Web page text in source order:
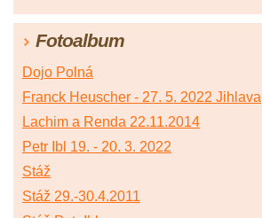
Fotoalbum
Dojo Polná
Franck Heuscher - 27. 5. 2022 Jihlava
Lachim a Renda 22.11.2014
Petr Ibl 19. - 20. 3. 2022
Stáž
Stáž 29.-30.4.2011